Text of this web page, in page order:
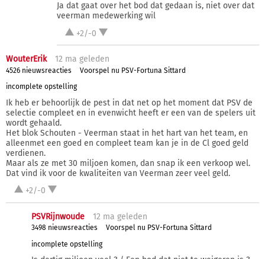
Ja dat gaat over het bod dat gedaan is, niet over dat
veerman medewerking wil
+2/-0
WouterErik 12 ma geleden
4526 nieuwsreacties
Voorspel nu PSV-Fortuna Sittard
incomplete opstelling
Ik heb er behoorlijk de pest in dat net op het moment dat PSV de
selectie compleet en in evenwicht heeft er een van de spelers uit
wordt gehaald.
Het blok Schouten - Veerman staat in het hart van het team, en
alleenmet een goed en compleet team kan je in de Cl goed geld
verdienen.
Maar als ze met 30 miljoen komen, dan snap ik een verkoop wel.
Dat vind ik voor de kwaliteiten van Veerman zeer veel geld.
+2/-0
PSVRijnwoude 12 ma geleden
3498 nieuwsreacties
Voorspel nu PSV-Fortuna Sittard
incomplete opstelling